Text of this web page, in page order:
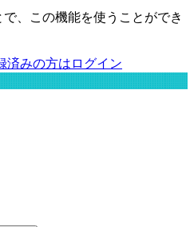
、この機能を使うことができ
済みの方はログイン